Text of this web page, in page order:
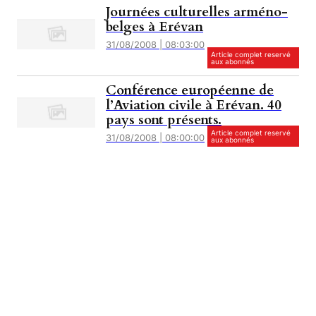
Journées culturelles arméno-
belges à Erévan
31/08/2008 | 08:03:00
Article complet reservé
aux abonnés
Conférence européenne de
l’Aviation civile à Erévan. 40
pays sont présents.
31/08/2008 | 08:00:00
Article complet reservé
aux abonnés